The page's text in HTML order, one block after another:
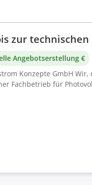
zur
Angebotserstellung €
Konzepte GmbH
Fachbetrieb für